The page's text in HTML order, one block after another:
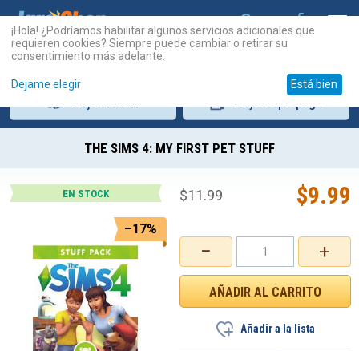
THE SIMS 4: MY FIRST PET STUFF
EN STOCK
–17%
+
−
$9.99
$11.99
Añadir a la lista
¡Hola! ¿Podríamos habilitar algunos servicios adicionales que
requieren cookies? Siempre puede cambiar o retirar su
consentimiento más adelante.
Dejame elegir Está bien